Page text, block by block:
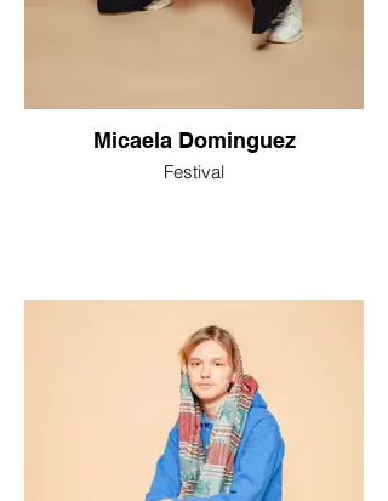
Micaela Dominguez
Festival